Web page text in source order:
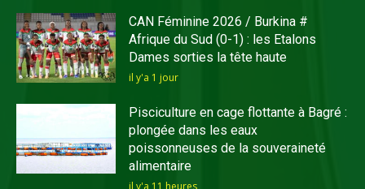
CAN Féminine 2026 / Burkina #
Afrique du Sud (0-1) : les Etalons
Dames sorties la tête haute
il y'a 1 jour
Pisciculture en cage flottante à Bagré :
plongée dans les eaux
poissonneuses de la souveraineté
alimentaire